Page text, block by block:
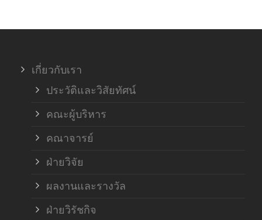
เกี่ยวกับเรา
ประวัติและวิสัยทัศน์
คณะผู้บริหาร
คณาจารย์
ฝ่ายวิจัย
ผลงานและรางวัล
ฝ่ายวิรัชกิจ